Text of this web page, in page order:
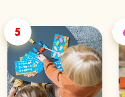
Политика конфиденциальности
Свяжитесь с нами
+7 964 860 03 45